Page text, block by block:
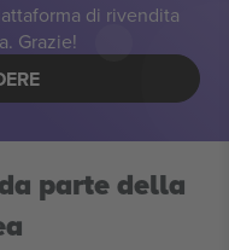
di rivendita
Grazie!
parte della